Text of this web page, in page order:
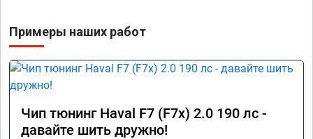
Примеры наших работ
Чип тюнинг Haval F7 (F7x) 2.0 190 лс -
давайте шить дружно!